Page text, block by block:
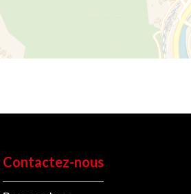
Contactez-nous